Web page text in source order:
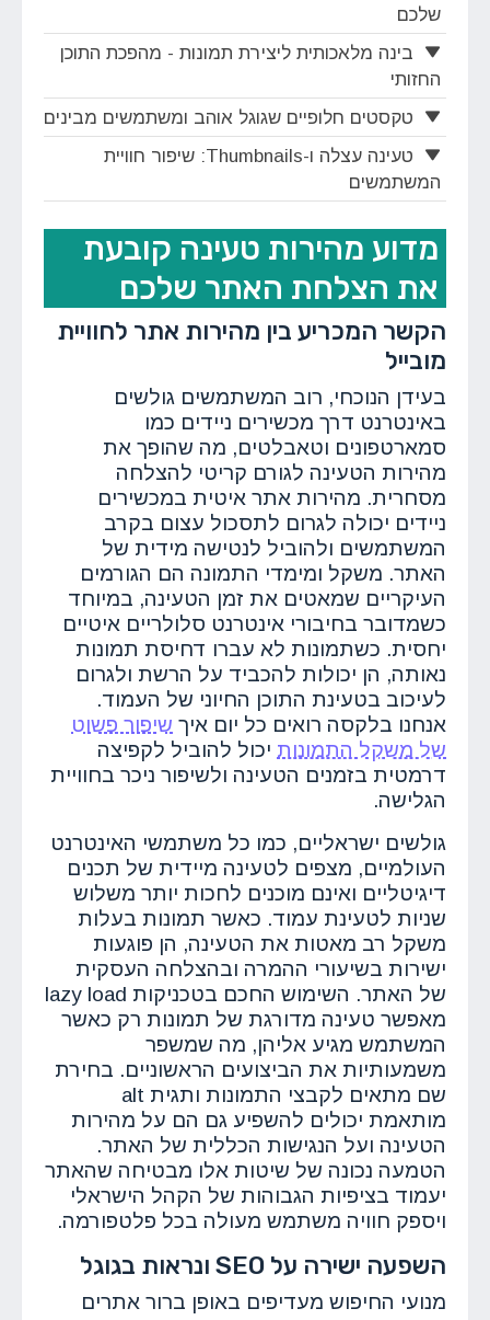
שלכם
בינה מלאכותית ליצירת תמונות - מהפכת התוכן
החזותי
טקסטים חלופיים שגוגל אוהב ומשתמשים מבינים
טעינה עצלה ו-Thumbnails: שיפור חוויית
המשתמשים
מדוע מהירות טעינה קובעת
את הצלחת האתר שלכם
הקשר המכריע בין מהירות אתר לחוויית
מובייל
בעידן הנוכחי, רוב המשתמשים גולשים
באינטרנט דרך מכשירים ניידים כמו
סמארטפונים וטאבלטים, מה שהופך את
מהירות הטעינה לגורם קריטי להצלחה
מסחרית. מהירות אתר איטית במכשירים
ניידים יכולה לגרום לתסכול עצום בקרב
המשתמשים ולהוביל לנטישה מידית של
האתר. משקל ומימדי התמונה הם הגורמים
העיקריים שמאטים את זמן הטעינה, במיוחד
כשמדובר בחיבורי אינטרנט סלולריים איטיים
יחסית. כשתמונות לא עברו דחיסת תמונות
נאותה, הן יכולות להכביד על הרשת ולגרום
לעיכוב בטעינת התוכן החיוני של העמוד.
אנחנו בלקסה רואים כל יום איך שיפור פשוט
של משקל התמונות יכול להוביל לקפיצה
דרמטית בזמנים הטעינה ולשיפור ניכר בחוויית
הגלישה.
גולשים ישראליים, כמו כל משתמשי האינטרנט
העולמיים, מצפים לטעינה מיידית של תכנים
דיגיטליים ואינם מוכנים לחכות יותר משלוש
שניות לטעינת עמוד. כאשר תמונות בעלות
משקל רב מאטות את הטעינה, הן פוגעות
ישירות בשיעורי ההמרה ובהצלחה העסקית
של האתר. השימוש החכם בטכניקות lazy load
מאפשר טעינה מדורגת של תמונות רק כאשר
המשתמש מגיע אליהן, מה שמשפר
משמעותיות את הביצועים הראשוניים. בחירת
שם מתאים לקבצי התמונות ותגית alt
מותאמת יכולים להשפיע גם הם על מהירות
הטעינה ועל הנגישות הכללית של האתר.
הטמעה נכונה של שיטות אלו מבטיחה שהאתר
יעמוד בציפיות הגבוהות של הקהל הישראלי
ויספק חוויה משתמש מעולה בכל פלטפורמה.
השפעה ישירה על SEO ונראות בגוגל
מנועי החיפוש מעדיפים באופן ברור אתרים